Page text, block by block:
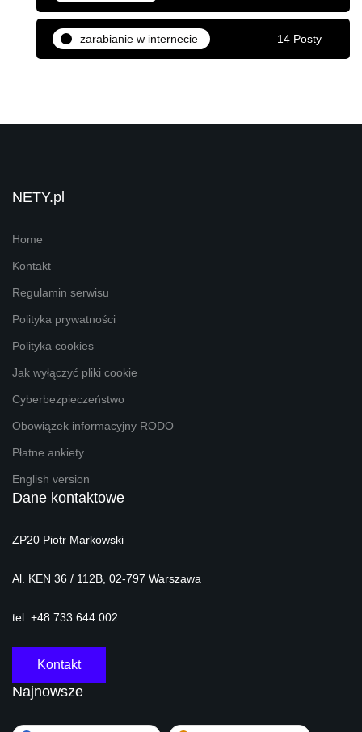
zarabianie w internecie 14 Posty
NETY.pl
Home
Kontakt
Regulamin serwisu
Polityka prywatności
Polityka cookies
Jak wyłączyć pliki cookie
Cyberbezpieczeństwo
Obowiązek informacyjny RODO
Płatne ankiety
English version
Dane kontaktowe
ZP20 Piotr Markowski
Al. KEN 36 / 112B, 02-797 Warszawa
tel. +48 733 644 002
Kontakt
Najnowsze